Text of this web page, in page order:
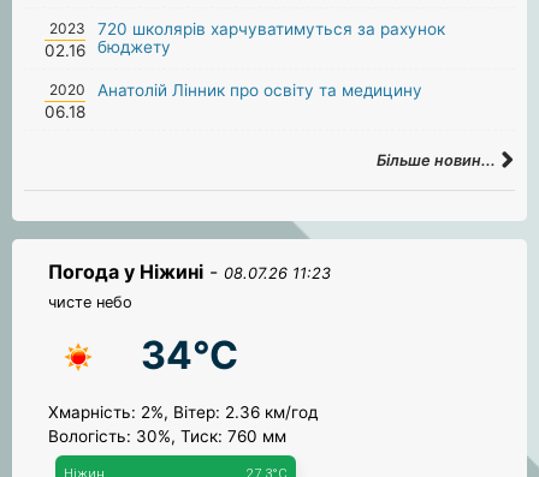
2023
02.16
720 школярів харчуватимуться за рахунок
бюджету
2020
06.18
Анатолій Лінник про освіту та медицину
Більше новин...
Погода у Ніжині - 08.07.26 11:23
чисте небо
34°C
Хмарність: 2%, Вітер: 2.36 км/год
Вологість: 30%, Тиск: 760 мм